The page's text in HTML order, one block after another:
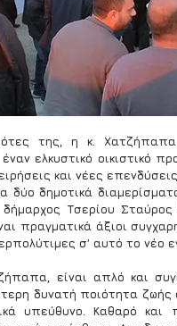
της, η κ.
ελκυστικό οικιστικό
και νέες
δύο δημοτικά
Τσερίου Σταύρος
πραγματικά άξιοι
σ’ αυτό το νέο
είναι απλό και
δυνατή ποιότητα
υπεύθυνο. Καθαρό και